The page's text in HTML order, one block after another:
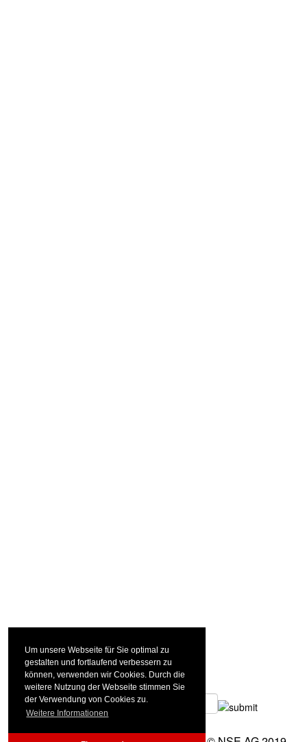
Um unsere Webseite für Sie optimal zu
gestalten und fortlaufend verbessern zu
können, verwenden wir Cookies. Durch die
weitere Nutzung der Webseite stimmen Sie
der Verwendung von Cookies zu.
Weitere Informationen
Anfahrt
HOME